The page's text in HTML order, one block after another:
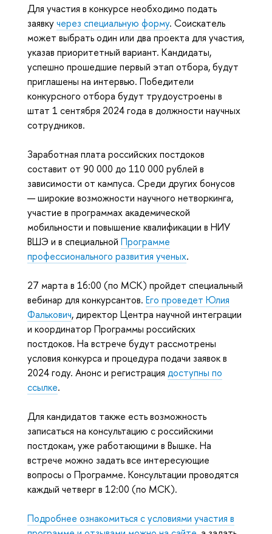
Для участия в конкурсе необходимо подать
заявкучерез специальную форму. Соискатель
может выбрать один или два проекта для участия,
указав приоритетный вариант. Кандидаты,
успешно прошедшие первый этап отбора, будут
приглашены на интервью. Победители
конкурсного отбора будут трудоустроены в
штат 1 сентября 2024 года в должности научных
сотрудников.
Заработная плата российских постдоков
составит от 90 000 до 110 000 рублей в
зависимости от кампуса. Среди других бонусов
— широкие возможности научного нетворкинга,
участие в программах академической
мобильности и повышение квалификации в НИУ
ВШЭ и в специальной Программе
профессионального развития ученых.
27 марта в 16:00 (по МСК) пройдет специальный
вебинар для конкурсантов. Его проведет Юлия
Фалькович, директор Центра научной интеграции
и координатор Программы российских
постдоков. На встрече будут рассмотрены
условия конкурса и процедура подачи заявок в
2024 году. Анонс и регистрация доступны по
ссылке.
Для кандидатов также есть возможность
записаться на консультацию с российскими
постдокам, уже работающими в Вышке. На
встрече можно задать все интересующие
вопросы о Программе. Консультации проводятся
каждый четверг в 12:00 (по МСК).
Подробнее ознакомиться с условиями участия в